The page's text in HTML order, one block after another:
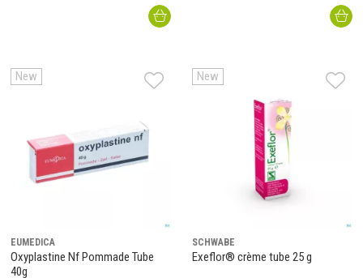
New
EUMEDICA
Oxyplastine Nf Pommade Tube
40g
New
SCHWABE
Exeflor® crème tube 25 g